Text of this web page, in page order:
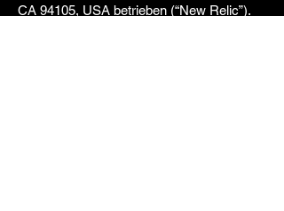
CA 94105, USA betrieben (“New Relic”).